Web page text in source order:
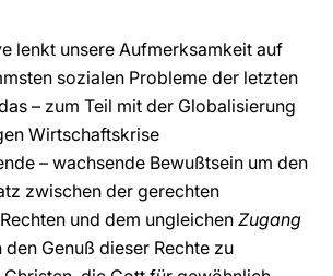
lenkt unsere Aufmerksamkeit auf
sozialen Probleme der letzten
– zum Teil mit der Globalisierung
Wirtschaftskrise
– wachsende Bewußtsein um den
zwischen der gerechten
und dem ungleichenZugang
Genuß dieser Rechte zu